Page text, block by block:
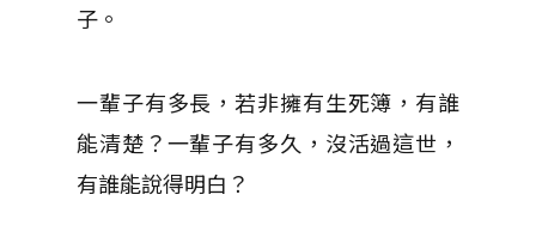
子。
一輩子有多長，若非擁有生死簿，有誰
能清楚？一輩子有多久，沒活過這世，
有誰能說得明白？